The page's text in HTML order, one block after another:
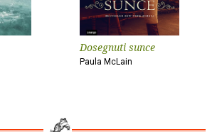
Dosegnuti sunce
Paula McLain